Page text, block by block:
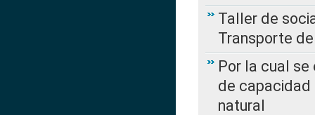
Taller de
Transporte
Por la cual
de capacidad
natural